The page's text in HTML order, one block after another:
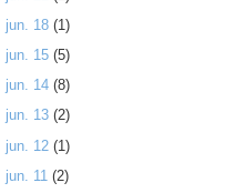
jun. 18 (1)
jun. 15 (5)
jun. 14 (8)
jun. 13 (2)
jun. 12 (1)
jun. 11 (2)